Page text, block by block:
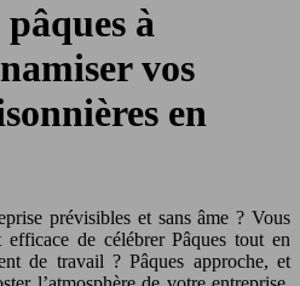
à
vos
en
prévisibles et sans âme ? Vous
de célébrer Pâques tout en
de travail ? Pâques approche, et